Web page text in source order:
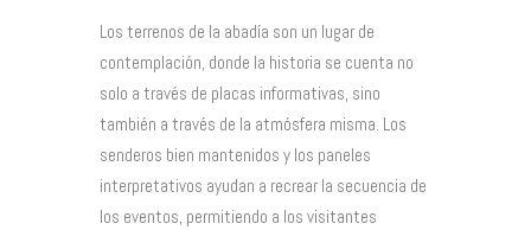
Los terrenos de la abadía son un lugar de
contemplación, donde la historia se cuenta no
solo a través de placas informativas, sino
también a través de la atmósfera misma. Los
senderos bien mantenidos y los paneles
interpretativos ayudan a recrear la secuencia de
los eventos, permitiendo a los visitantes